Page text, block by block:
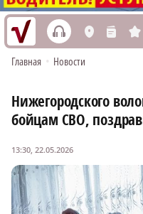
h L n s
Главная • Новости
Нижегородского
бойцам СВО,
13:30, 22.05.2026